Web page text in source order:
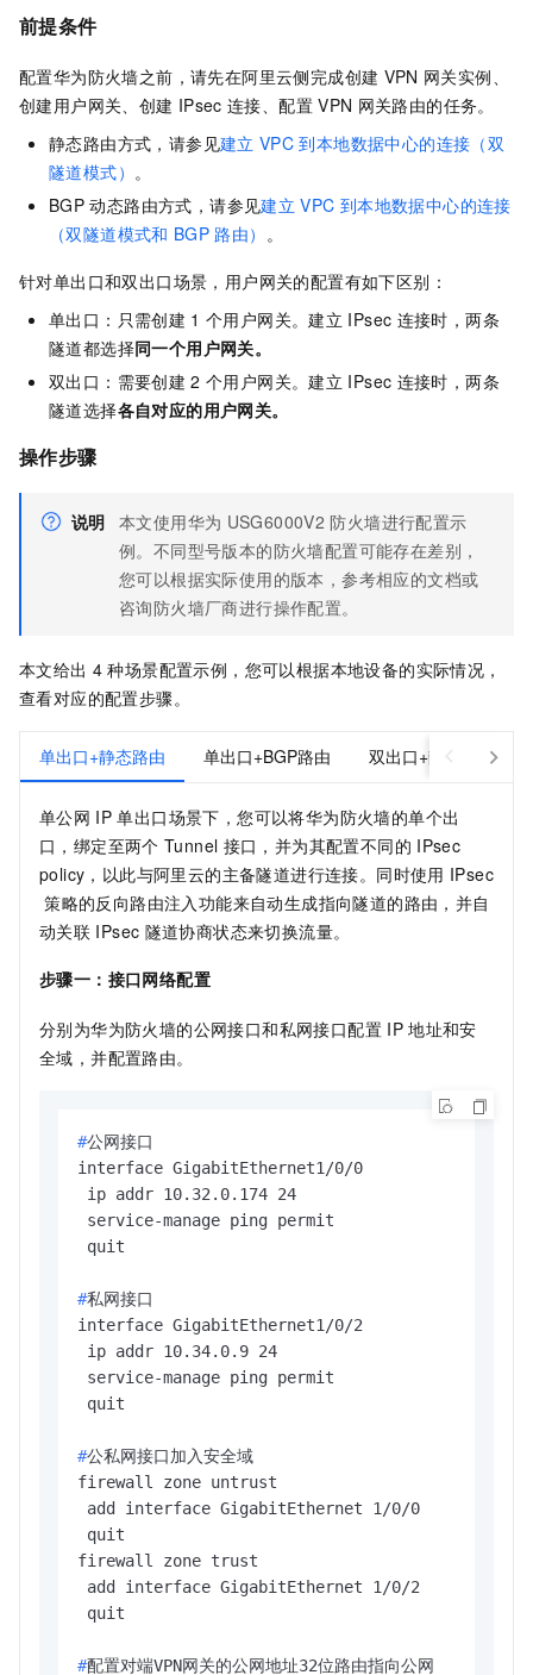
前提条件
配置华为防火墙之前，请先在阿里云侧完成创建 VPN 网关实例、
创建用户网关、创建 IPsec 连接、配置 VPN 网关路由的任务。
静态路由方式，请参见建立 VPC 到本地数据中心的连接（双
隧道模式） 。
BGP 动态路由方式，请参见建立 VPC 到本地数据中心的连接
（双隧道模式和 BGP 路由） 。
针对单出口和双出口场景，用户网关的配置有如下区别：
单出口：只需创建 1 个用户网关。建立 IPsec 连接时，两条
隧道都选择同一个用户网关。
双出口：需要创建 2 个用户网关。建立 IPsec 连接时，两条
隧道选择各自对应的用户网关。
操作步骤
说明 本文使用华为 USG6000V2 防火墙进行配置示
例。不同型号版本的防火墙配置可能存在差别，
您可以根据实际使用的版本，参考相应的文档或
咨询防火墙厂商进行操作配置。
本文给出 4 种场景配置示例，您可以根据本地设备的实际情况，
查看对应的配置步骤。
单出口+静态路由 单出口+BGP路由 双出口+静态路由
单公网 IP 单出口场景下，您可以将华为防火墙的单个出
口，绑定至两个 Tunnel 接口，并为其配置不同的 IPsec
policy，以此与阿里云的主备隧道进行连接。同时使用 IPsec
策略的反向路由注入功能来自动生成指向隧道的路由，并自
动关联 IPsec 隧道协商状态来切换流量。
步骤一：接口网络配置
分别为华为防火墙的公网接口和私网接口配置 IP 地址和安
全域，并配置路由。
#公网接口
interface GigabitEthernet1/0/0
ip addr 10.32.0.174 24
service-manage ping permit
#私网接口
interface GigabitEthernet1/0/2
ip addr 10.34.0.9 24
service-manage ping permit
#公私网接口加入安全域
firewall zone untrust
add interface GigabitEthernet 1/0/0
quit
firewall zone trust
add interface GigabitEthernet 1/0/2
#配置对端VPN网关的公网地址32位路由指向公网